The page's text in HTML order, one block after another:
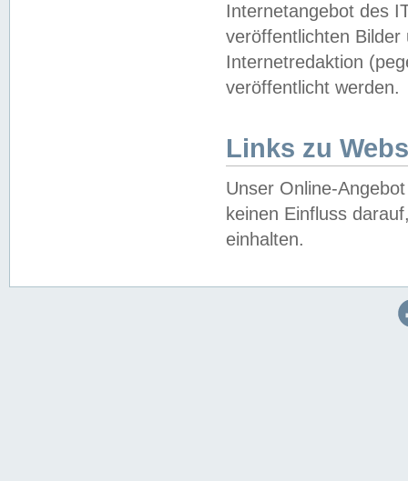
Internetangebot des
veröffentlichten
Internetredaktion
veröffentlicht werden.
Links zu
Unser Online-
keinen Einfluss
einhalten.